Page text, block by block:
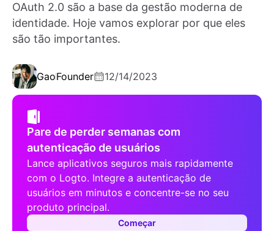
OAuth 2.0 são a base da gestão moderna de
identidade. Hoje vamos explorar por que eles
são tão importantes.
GaoFounder 12/14/2023
Pare de perder semanas com
autenticação de usuários
Lance aplicativos seguros mais rapidamente
com o Logto. Integre a autenticação de
usuários em minutos e concentre-se no seu
produto principal.
Começar